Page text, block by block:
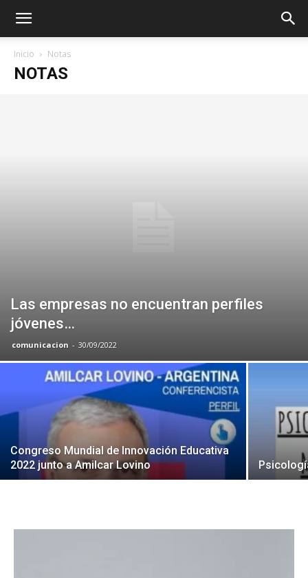
Inicio Notas
NOTAS
Las empresas no encuentran perfiles
jóvenes…
comunicacion - 30/09/2022
Congreso Mundial de Innovación Educativa
2022 junto a Amilcar Lovino